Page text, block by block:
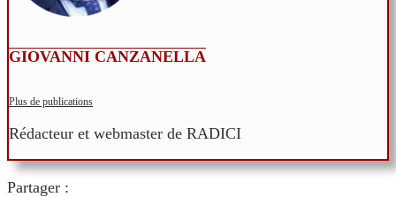
GIOVANNI CANZANELLA
Plus de publications
Rédacteur et webmaster de RADICI
Partager :